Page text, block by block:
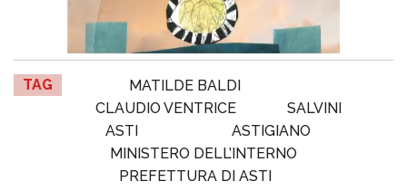
TAG
MATILDE BALDI
CLAUDIO VENTRICE
SALVINI
ASTI
ASTIGIANO
MINISTERO DELL’INTERNO
PREFETTURA DI ASTI